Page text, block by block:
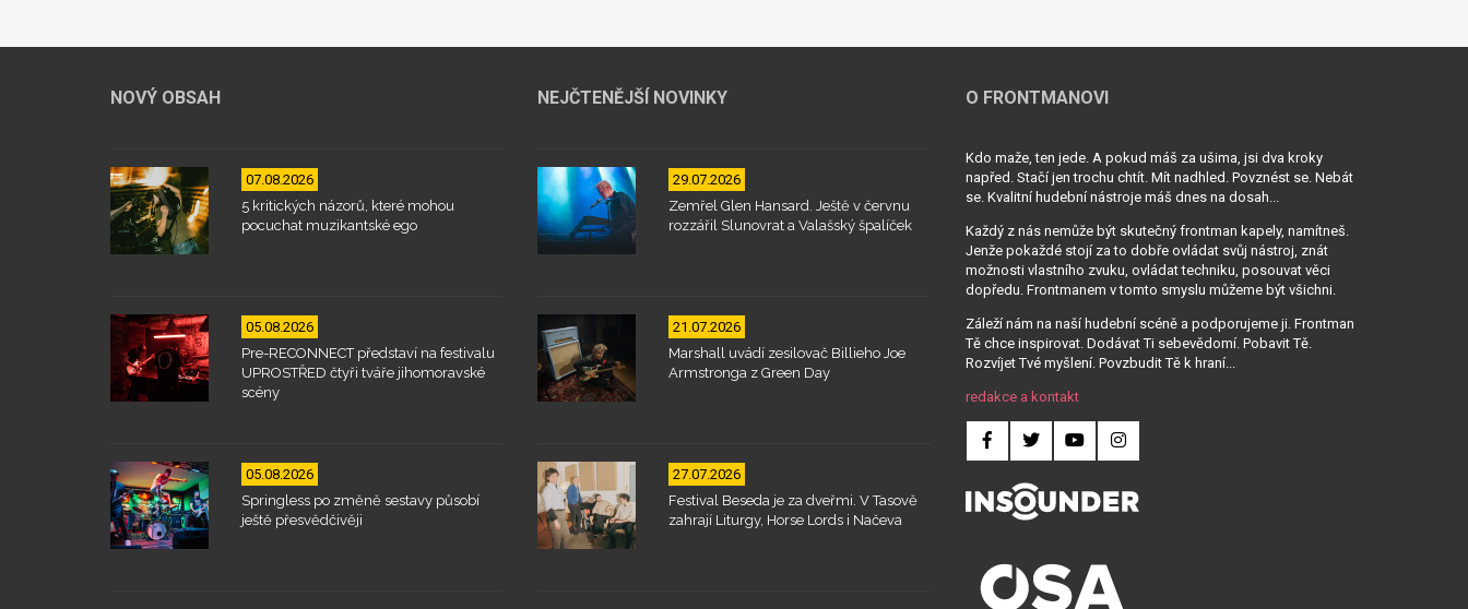
NOVÝ OBSAH
07.08.2026
5 kritických názorů, které mohou
pocuchat muzikantské ego
05.08.2026
Pre-RECONNECT představí na festivalu
UPROSTŘED čtyři tváře jihomoravské
scény
05.08.2026
Springless po změně sestavy působí
ještě přesvědčivěji
NEJČTENĚJŠÍ NOVINKY
29.07.2026
Zemřel Glen Hansard. Ještě v červnu
rozzářil Slunovrat a Valašský špalíček
21.07.2026
Marshall uvádí zesilovač Billieho Joe
Armstronga z Green Day
27.07.2026
Festival Beseda je za dveřmi. V Tasově
zahrají Liturgy, Horse Lords i Načeva
O FRONTMANOVI
Kdo maže, ten jede. A pokud máš za ušima, jsi dva kroky
napřed. Stačí jen trochu chtít. Mít nadhled. Povznést se. Nebát
se. Kvalitní hudební nástroje máš dnes na dosah...
Každý z nás nemůže být skutečný frontman kapely, namítneš.
Jenže pokaždé stojí za to dobře ovládat svůj nástroj, znát
možnosti vlastního zvuku, ovládat techniku, posouvat věci
dopředu. Frontmanem v tomto smyslu můžeme být všichni.
Záleží nám na naší hudební scéně a podporujeme ji. Frontman
Tě chce inspirovat. Dodávat Ti sebevědomí. Pobavit Tě.
Rozvíjet Tvé myšlení. Povzbudit Tě k hraní...
redakce a kontakt